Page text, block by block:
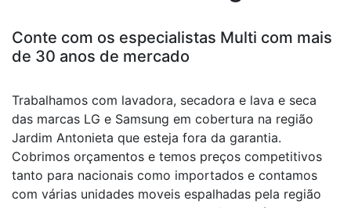
Conte com os especialistas Multi com mais
de 30 anos de mercado
Trabalhamos com lavadora, secadora e lava e seca
das marcas LG e Samsung em cobertura na região
Jardim Antonieta que esteja fora da garantia.
Cobrimos orçamentos e temos preços competitivos
tanto para nacionais como importados e contamos
com várias unidades moveis espalhadas pela região